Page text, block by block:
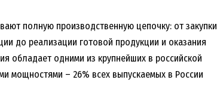
полную производственную цепочку: от закупки
до реализации готовой продукции и оказания
обладает одними из крупнейших в российской
мощностями – 26% всех выпускаемых в России